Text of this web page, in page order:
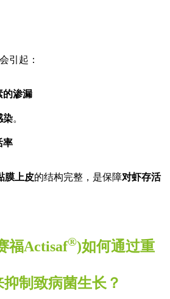
引起：
的渗漏
染。
率
膜上皮的结构完整，是保障对虾存活
福Actisaf®)如何通过重
制致病菌生长？